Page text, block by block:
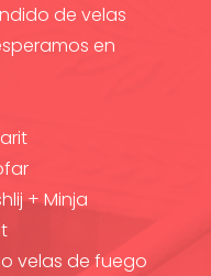
de velas
en
+ Minja
velas de fuego